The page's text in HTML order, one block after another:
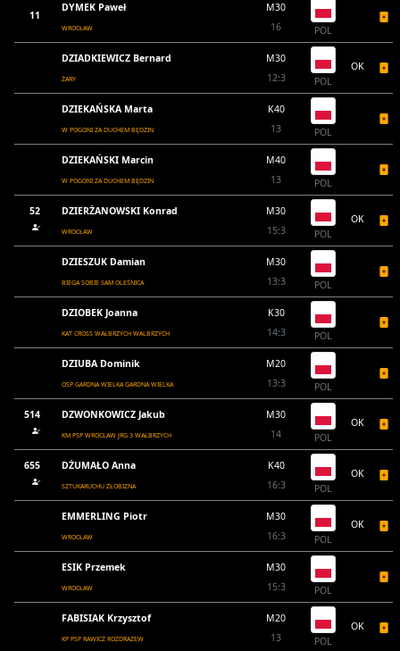
11
DYMEK Paweł
WROCŁAW
M30
16
POL
DZIADKIEWICZ Bernard
ŻARY
M30
12:3
POL
OK
DZIEKAŃSKA Marta
W POGONI ZA DUCHEM BĘDZIN
K40
13
POL
DZIEKAŃSKI Marcin
W POGONI ZA DUCHEM BĘDZIN
M40
13
POL
52 DZIERŻANOWSKI Konrad
WROCŁAW
M30
15:3
POL
OK
DZIESZUK Damian
BIEGA SOBIE SAM OLEŚNICA
M30
13:3
POL
DZIOBEK Joanna
KAT CROSS WAŁBRZYCH WALBRZYCH
K30
14:3
POL
DZIUBA Dominik
OSP GARDNA WIELKA GARDNA WIELKA
M20
13:3
POL
514 DZWONKOWICZ Jakub
KM PSP WROCŁAW JRG 3 WAŁBRZYCH
M30
14
POL
OK
655 DŻUMAŁO Anna
SZTUKARUCHU ŻŁOBIZNA
K40
16:3
POL
OK
EMMERLING Piotr
WROCŁAW
M30
16:3
POL
OK
ESIK Przemek
WROCŁAW
M30
15:3
POL
FABISIAK Krzysztof
KP PSP RAWICZ ROZDRAZEW
M20
13
POL
OK